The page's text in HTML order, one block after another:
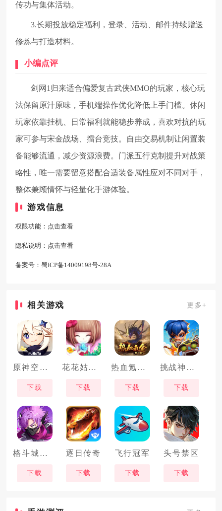
传功与集体活动。
3.长期投放稳定福利，登录、活动、邮件持续赠送
修炼与打造材料。
小编点评
剑网1归来适合偏爱复古武侠MMO的玩家，核心玩
法保留原汁原味，手机端操作优化降低上手门槛。休闲
玩家依靠挂机、日常福利就能稳步养成，喜欢对抗的玩
家可参与宋金战场、擂台竞技。自由交易机制让闲置装
备能够流通，减少资源浪费。门派五行克制提升对战策
略性，唯一需要留意搭配合适装备属性应对不同对手，
整体兼顾情怀与轻量化手游体验。
游戏信息
权限功能： 点击查看
隐私说明： 点击查看
备案号：蜀ICP备14009198号-28A
相关游戏 更多+
原神空月之歌
下载
花花姑娘之美妆奇缘
下载
热血氪金模拟器
下载
挑战神箭部落
下载
格斗城之战
下载
逐日传奇
下载
飞行冠军
下载
头号禁区
下载